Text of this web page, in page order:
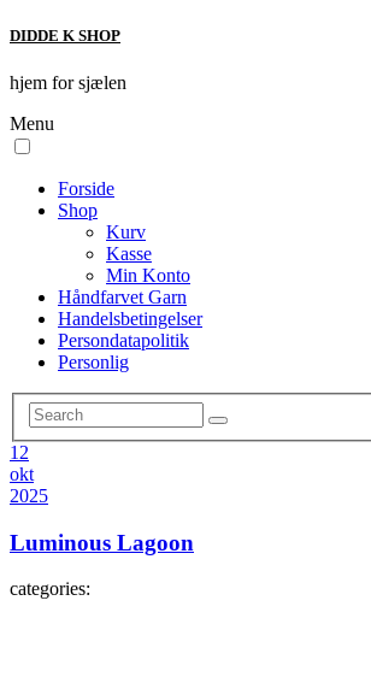
DIDDE K SHOP
hjem for sjælen
Menu
Forside
Shop
Kurv
Kasse
Min Konto
Håndfarvet Garn
Handelsbetingelser
Persondatapolitik
Personlig
12
okt
2025
Luminous Lagoon
categories: